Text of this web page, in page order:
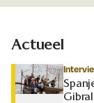
Actueel